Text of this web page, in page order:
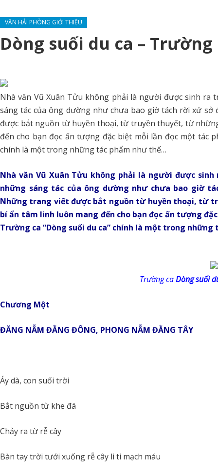
VĂN HẢI PHÒNG GIỚI THIỆU
Dòng suối du ca –
Nhà văn Vũ Xuân Tửu không phải là người được sinh ra
sáng tác của ông dường như chưa bao giờ tách rời xứ sở
được bắt nguồn từ huyền thoại, từ truyền thuyết, từ
đến cho bạn đọc ấn tượng đặc biệt mỗi lần đọc một tác
chính là một trong những tác phẩm như thế…
Nhà văn Vũ Xuân Tửu không phải là người được
những sáng tác của ông dường như chưa bao giờ
Những trang viết được bắt nguồn từ huyền thoại, từ
bí ẩn tâm linh luôn mang đến cho bạn đọc ấn tượng
Trường ca “Dòng suối du ca” chính là một trong
Trường caDòng suối
Chương Một
ĐĂNG NẪM ĐẰNG ĐÔNG, PHONG NẪM ĐẰNG TÂY
Áy dà, con suối trời
Bắt nguồn từ khe đá
Chảy ra từ rễ cây
Bàn tay trời tưới xuống rễ cây li ti mạch máu